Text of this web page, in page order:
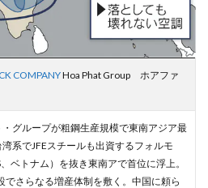
COMPANYHoa Phat Group ホアファ
グループが粗鋼生産規模で東南アジア最
系でJFEスチールも出資するフォルモ
ベトナム）を抜き東南アで首位に浮上。
さらなる増産体制を敷く。中国に頼ら